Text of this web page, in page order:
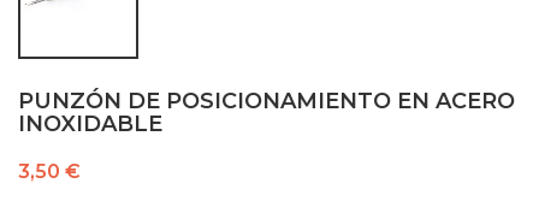
PUNZÓN DE POSICIONAMIENTO EN ACERO
INOXIDABLE
3,50 €